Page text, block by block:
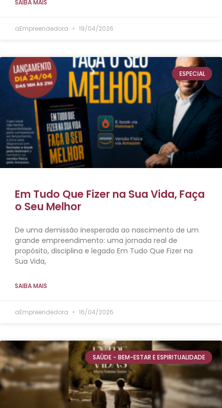
SAIBA MAIS
aEmpreendedora 19/04/2026
ESPECIAL
Em Tudo Que Fizer na Sua Vida, Faça
o Seu Melhor
De uma demissão inesperada ao nascimento de um
grande empreendimento: uma jornada real de
propósito, disciplina e legado Em Tudo Que Fizer na
Sua Vida,
SAIBA MAIS
aEmpreendedora 16/04/2026
SAÚDE - BEM-ESTAR E ESPIRITUALIDADE